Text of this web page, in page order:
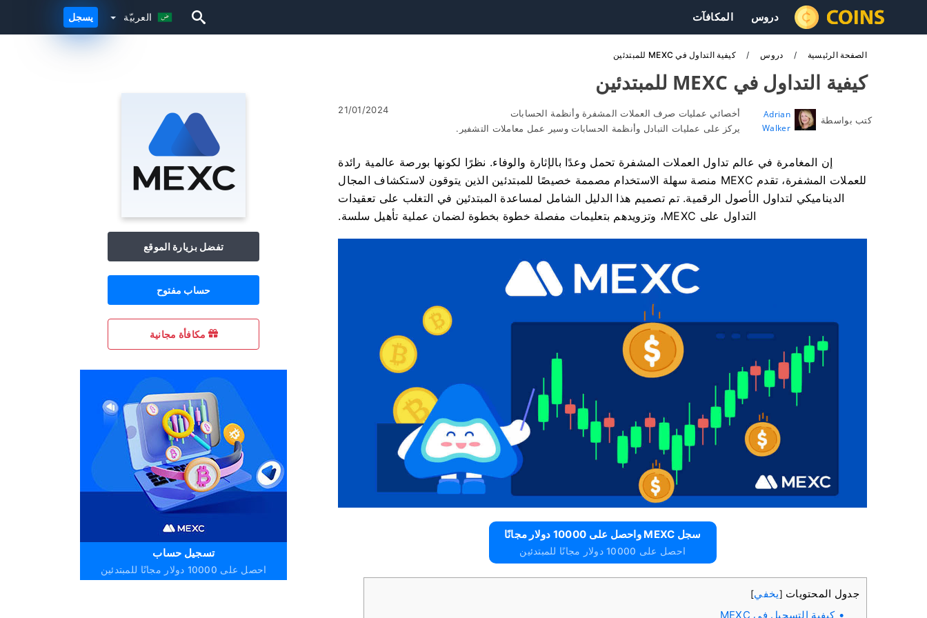
المكافآت دروس العربيّة يسجل
الصفحة الرئيسية دروس كيفية التداول في MEXC للمبتدئين
كيفية التداول في MEXC للمبتدئين
كتب بواسطة
Adrian
Walker
أخصائي عمليات صرف العملات المشفرة وأنظمة الحسابات
يركز على عمليات التبادل وأنظمة الحسابات وسير عمل معاملات التشفير.
21/01/2024
إن المغامرة في عالم تداول العملات المشفرة تحمل وعدًا بالإثارة والوفاء. نظرًا لكونها بورصة عالمية رائدة
للعملات المشفرة، تقدم MEXC منصة سهلة الاستخدام مصممة خصيصًا للمبتدئين الذين يتوقون لاستكشاف المجال
الديناميكي لتداول الأصول الرقمية. تم تصميم هذا الدليل الشامل لمساعدة المبتدئين في التغلب على تعقيدات
التداول على MEXC، وتزويدهم بتعليمات مفصلة خطوة بخطوة لضمان عملية تأهيل سلسة.
سجل MEXC واحصل على 10000 دولار مجانًا
احصل على 10000 دولار مجانًا للمبتدئين
جدول المحتويات [يخفي]
كيفية التسجيل في MEXC
تفضل بزيارة الموقع
حساب مفتوح
مكافأة مجانية
تسجيل حساب
احصل على 10000 دولار مجانًا للمبتدئين